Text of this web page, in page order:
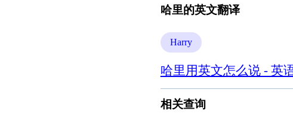
哈里的英文翻译
Harry
哈里用英文怎么说 - 英
相关查询